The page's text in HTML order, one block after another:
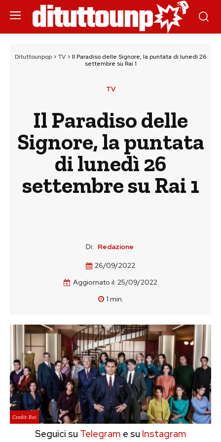
Dituttounpop > TV > Il Paradiso delle Signore, la puntata di lunedì 26
settembre su Rai 1
TV
Il Paradiso delle
Signore, la puntata
di lunedì 26
settembre su Rai 1
Di: Redazione
26/09/2022
Aggiornato il: 25/09/2022
1 min.
Credit: Rai
Seguici su Telegram e su Instagram